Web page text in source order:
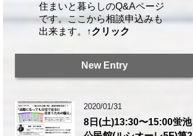
住まいと暮らしのQ&Aページ
です。ここから相談申込みも
出来ます。
↑クリック
New Entry
2020/01/31
8日(土)13:30〜15:00蛍池